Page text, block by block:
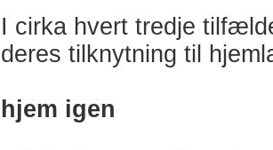
I cirka hvert tredje
deres tilknytning til
hjem igen